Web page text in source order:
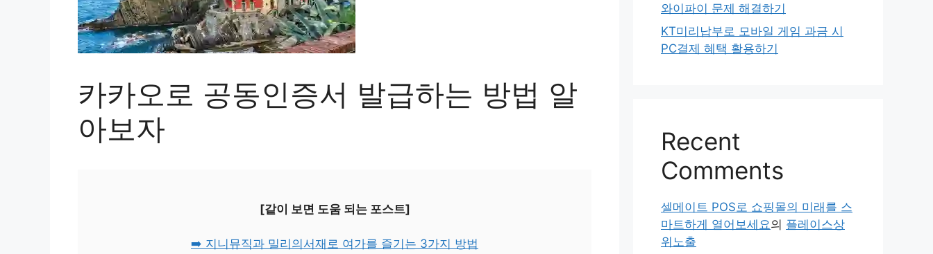
카카오로 공동인증서 발급하는 방법 알
아보자
[같이 보면 도움 되는 포스트]
➡️ 지니뮤직과 밀리의서재로 여가를 즐기는 3가지 방법
와이파이 문제 해결하기
KT미리납부로 모바일 게임 과금 시
PC결제 혜택 활용하기
Recent
Comments
셀메이트 POS로 쇼핑몰의 미래를 스
마트하게 열어보세요의 플레이스상
위노출